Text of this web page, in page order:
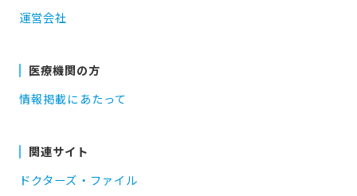
運営会社
医療機関の方
情報掲載にあたって
関連サイト
ドクターズ・ファイル